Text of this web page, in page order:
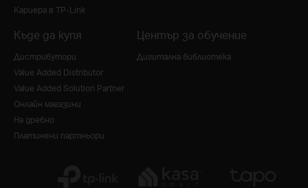
Кариера в TP-Link
Къде да купя
Дистрибутори
Value Added Distributor
Value Added Solution Partner
Онлайн магазини
На дребно
Платинени партньори
Център за обучение
Дигитална библиотека